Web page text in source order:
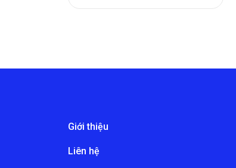
Giới thiệu
Liên hệ